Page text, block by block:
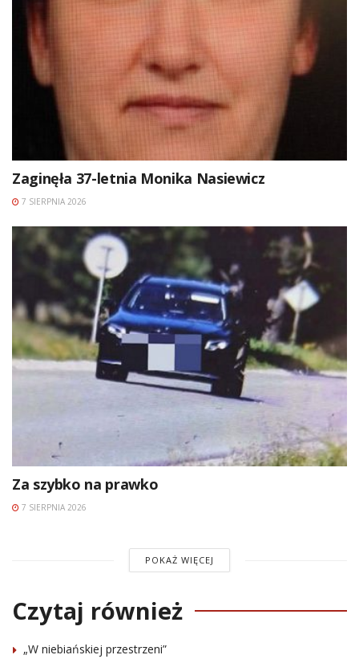
Zaginęła 37-letnia Monika Nasiewicz
7 SIERPNIA 2026
Za szybko na prawko
7 SIERPNIA 2026
POKAŻ WIĘCEJ
Czytaj również
„W niebiańskiej przestrzeni”